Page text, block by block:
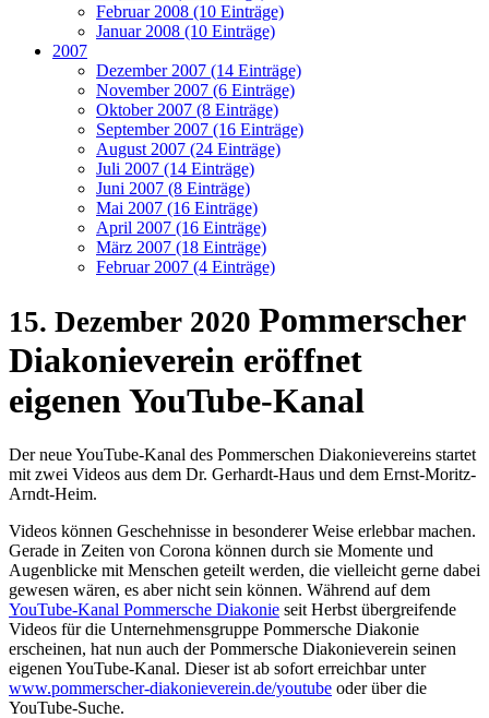
Februar 2008 (10 Einträge)
Januar 2008 (10 Einträge)
2007
Dezember 2007 (14 Einträge)
November 2007 (6 Einträge)
Oktober 2007 (8 Einträge)
September 2007 (16 Einträge)
August 2007 (24 Einträge)
Juli 2007 (14 Einträge)
Juni 2007 (8 Einträge)
Mai 2007 (16 Einträge)
April 2007 (16 Einträge)
März 2007 (18 Einträge)
Februar 2007 (4 Einträge)
15. Dezember 2020 Pommerscher
Diakonieverein eröffnet
eigenen YouTube-Kanal
Der neue YouTube-Kanal des Pommerschen Diakonievereins startet
mit zwei Videos aus dem Dr. Gerhardt-Haus und dem Ernst-Moritz-
Arndt-Heim.
Videos können Geschehnisse in besonderer Weise erlebbar machen.
Gerade in Zeiten von Corona können durch sie Momente und
Augenblicke mit Menschen geteilt werden, die vielleicht gerne dabei
gewesen wären, es aber nicht sein können. Während auf dem
YouTube-Kanal Pommersche Diakonie seit Herbst übergreifende
Videos für die Unternehmensgruppe Pommersche Diakonie
erscheinen, hat nun auch der Pommersche Diakonieverein seinen
eigenen YouTube-Kanal. Dieser ist ab sofort erreichbar unter
www.pommerscher-diakonieverein.de/youtube oder über die
YouTube-Suche.